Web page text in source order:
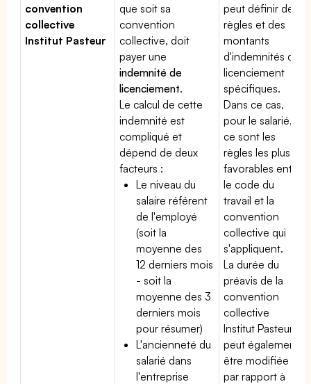
convention
collective
Institut Pasteur
que soit sa
convention
collective, doit
payer une
indemnité de
licenciement.
Le calcul de cette
indemnité est
compliqué et
dépend de deux
facteurs :
Le niveau du
salaire référent
de l'employé
(soit la
moyenne des
12 derniers mois
- soit la
moyenne des 3
derniers mois
pour résumer)
L'ancienneté du
salarié dans
l'entreprise
peut définir des
règles et des
montants
d'indemnités de
licenciement
spécifiques.
Dans ce cas,
pour le salarié,
ce sont les
règles les plus
favorables entre
le code du
travail et la
convention
collective qui
s'appliquent.
La durée du
préavis de la
convention
collective
Institut Pasteur
peut également
être modifiée
par rapport à